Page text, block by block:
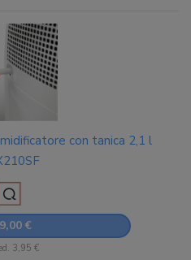
con tanica 2,1 l
€
3,95 €